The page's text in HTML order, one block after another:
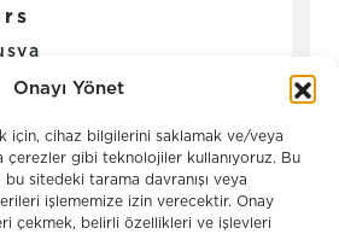
Onayı Yönet
için, cihaz bilgilerini saklamak ve/veya
çerezler gibi teknolojiler kullanıyoruz. Bu
sitedeki tarama davranışı veya
işlememize izin verecektir. Onay
çekmek, belirli özellikleri ve işlevleri